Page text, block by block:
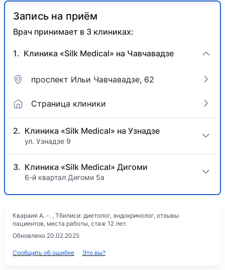
Запись на приём
Врач принимает в 3 клиниках:
Клиника «Silk Medical» на Чавчавадзе
проспект Ильи Чавчавадзе, 62
Страница клиники
Клиника «Silk Medical» на Узнадзе
ул. Узнадзе 9
Клиника «Silk Medical» Дигоми
6-й квартал Дигоми 5а
Квараия А. -. , Тбилиси: диетолог, эндокринолог, отзывы
пациентов, места работы, стаж 12 лет.
Обновлено 20.02.2025
Сообщить об ошибке Это вы?